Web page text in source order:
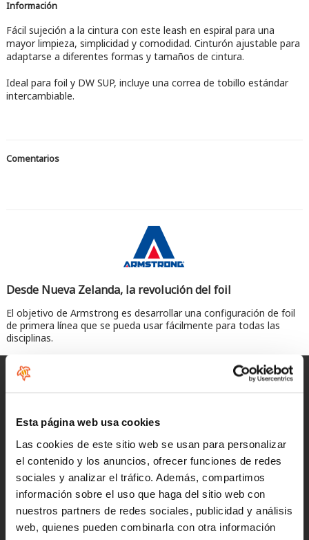
Esta página web usa cookies
Las cookies de este sitio web se usan para personalizar
el contenido y los anuncios, ofrecer funciones de redes
sociales y analizar el tráfico. Además, compartimos
información sobre el uso que haga del sitio web con
nuestros partners de redes sociales, publicidad y análisis
web, quienes pueden combinarla con otra información
Información
Fácil sujeción a la cintura con este leash en espiral para una
mayor limpieza, simplicidad y comodidad. Cinturón ajustable para
adaptarse a diferentes formas y tamaños de cintura.
Ideal para foil y DW SUP, incluye una correa de tobillo estándar
intercambiable.
Comentarios
Desde Nueva Zelanda, la revolución del foil
El objetivo de Armstrong es desarrollar una configuración de foil
de primera línea que se pueda usar fácilmente para todas las
disciplinas.
Entregas rápidas
Devoluciones
hasta 14 días naturales
Clientes satisfechos
¡compra hoy con nosotros!